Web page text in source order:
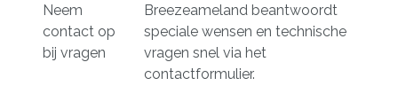
Neem
contact op
bij vragen
Breezeameland beantwoordt
speciale wensen en technische
vragen snel via het
contactformulier.